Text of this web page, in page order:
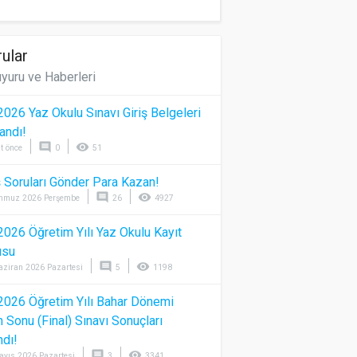
ve Haberleri
Yaz Okulu Sınavı Giriş Belgeleri
önce comment 0 visibility 51
Soruları Gönder Para Kazan!
2026 Perşembe comment 26 visibility 4927
Öğretim Yılı Yaz Okulu Kayıt
2026 Pazartesi comment 5 visibility 1198
Öğretim Yılı Bahar Dönemi
Sonu (Final) Sınavı Sonuçları